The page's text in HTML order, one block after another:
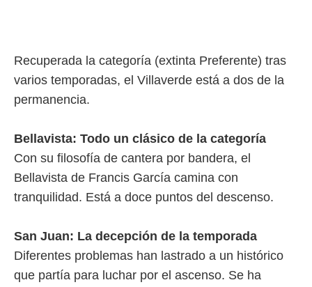
Recuperada la categoría (extinta Preferente) tras
varios temporadas, el Villaverde está a dos de la
permanencia.
Bellavista: Todo un clásico de la categoría
Con su filosofía de cantera por bandera, el
Bellavista de Francis García camina con
tranquilidad. Está a doce puntos del descenso.
San Juan: La decepción de la temporada
Diferentes problemas han lastrado a un histórico
que partía para luchar por el ascenso. Se ha